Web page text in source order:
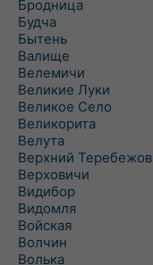
Бродница
Будча
Бытень
Валище
Велемичи
Великие Луки
Великое Село
Великорита
Велута
Верхний Теребежов
Верховичи
Видибор
Видомля
Войская
Волчин
Волька